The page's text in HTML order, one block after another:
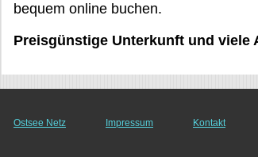
bequem online buchen.
Preisgünstige Unterkunft und viele
Ostsee Netz Impressum Kontakt